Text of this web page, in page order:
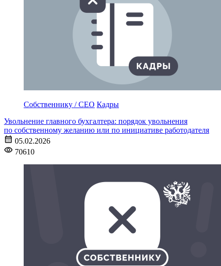
Собственнику / CEO Кадры
Увольнение главного бухгалтера: порядок увольнения
по собственному желанию или по инициативе работодателя
05.02.2026
70610